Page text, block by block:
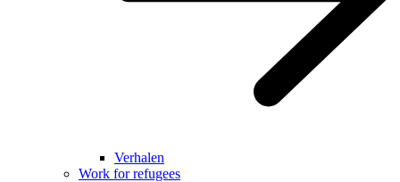
Verhalen
Work for refugees